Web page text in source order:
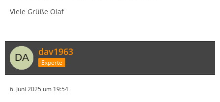
Viele Grüße Olaf
dav1963
Experte
6. Juni 2025 um 19:54